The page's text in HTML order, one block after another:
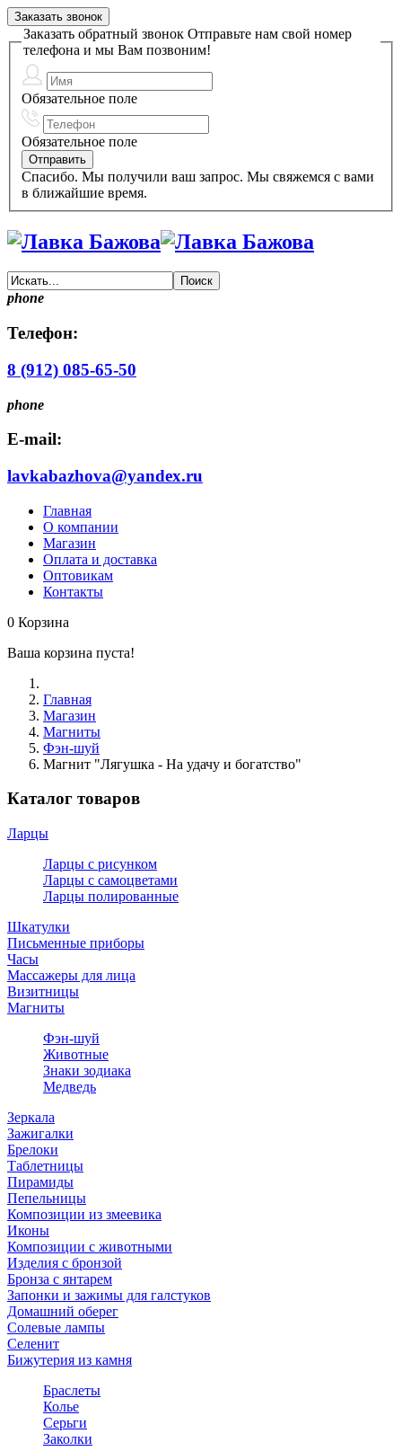
Заказать звонок
Заказать обратный звонок Отправьте нам свой номер
телефона и мы Вам позвоним!
Обязательное поле
Обязательное поле
Спасибо. Мы получили ваш запрос. Мы свяжемся с вами
в ближайшие время.
phone
Телефон:
8 (912) 085-65-50
phone
E-mail:
lavkabazhova@yandex.ru
Главная
О компании
Магазин
Оплата и доставка
Оптовикам
Контакты
0 Корзина
Ваша корзина пуста!
Главная
Магазин
Магниты
Фэн-шуй
Магнит "Лягушка - На удачу и богатство"
Каталог товаров
Ларцы
Ларцы с рисунком
Ларцы с самоцветами
Ларцы полированные
Шкатулки
Письменные приборы
Часы
Массажеры для лица
Визитницы
Магниты
Фэн-шуй
Животные
Знаки зодиака
Медведь
Зеркала
Зажигалки
Брелоки
Таблетницы
Пирамиды
Пепельницы
Композиции из змеевика
Иконы
Композиции с животными
Изделия с бронзой
Бронза с янтарем
Запонки и зажимы для галстуков
Домашний оберег
Солевые лампы
Селенит
Бижутерия из камня
Браслеты
Колье
Серьги
Заколки